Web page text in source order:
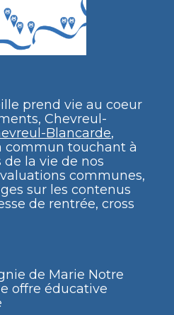
prend vie au coeur
Chevreul-
Blancarde,
commun touchant à
la vie de nos
communes,
sur les contenus
de rentrée, cross
de Marie Notre
offre éducative